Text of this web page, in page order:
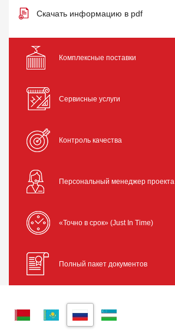
Скачать информацию в pdf
Комплексные поставки
Сервисные услуги
Контроль качества
Персональный менеджер проекта
«Точно в срок» (Just In Time)
Полный пакет документов